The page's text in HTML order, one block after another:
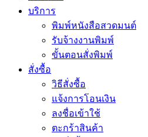
บริการ
พิมพ์หนังสือสวดมนต์
รับจ้างงานพิมพ์
ขั้นตอนสั่งพิมพ์
สั่งซื้อ
วิธีสั่งซื้อ
แจ้งการโอนเงิน
ลงชื่อเข้าใช้
ตะกร้าสินค้า